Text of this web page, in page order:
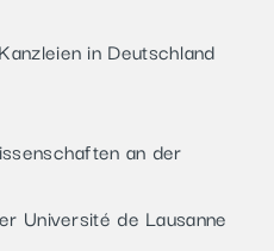
in Deutschland
an der
Université de Lausanne